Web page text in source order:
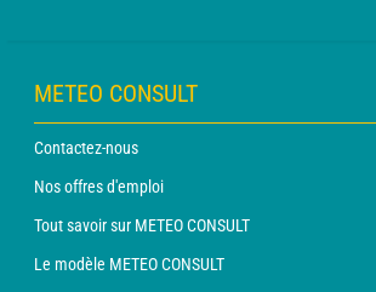
METEO CONSULT
Contactez-nous
Nos offres d'emploi
Tout savoir sur METEO CONSULT
Le modèle METEO CONSULT